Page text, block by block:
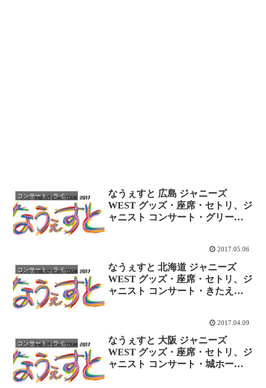
コンサート、ライブレポ
なうぇすと 広島 ジャニーズ
WEST グッズ・座席・セトリ、ジ
ャニスト コンサート・グリーン
2017.05.06
コンサート、ライブレポ
なうぇすと 北海道 ジャニーズ
WEST グッズ・座席・セトリ、ジ
ャニスト コンサート・きたえー
2017.04.09
コンサート、ライブレポ
なうぇすと 大阪 ジャニーズ
WEST グッズ・座席・セトリ、ジ
ャニスト コンサート・城ホール